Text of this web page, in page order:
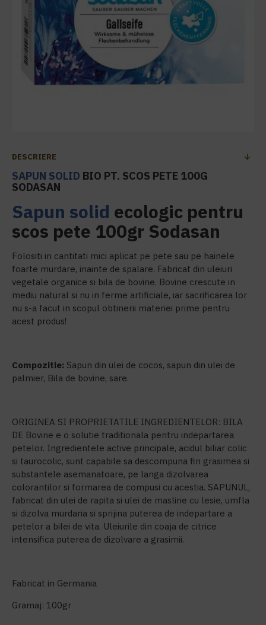
DESCRIERE
SAPUN SOLID BIO PT. SCOS PETE 100G
SODASAN
Sapun solid ecologic pentru
scos pete 100gr Sodasan
Folositi in cantitati mici aplicat pe pete sau pe hainele
foarte murdare, inainte de spalare. Fabricat din uleiuri
vegetale organice si bila de bovine. Bovine crescute in
mediu natural si nu in ferme artificiale, iar sacrificarea lor
nu s-a facut in scopul obtinerii materiei prime pentru
acest produs!
Compozitie: Sapun din ulei de cocos, sapun din ulei de
palmier, Bila de bovine, sare.
ORIGINEA SI PROPRIETATILE INGREDIENTELOR: BILA
DE Bovine e o solutie traditionala pentru indepartarea
petelor. Ingredientele active principale, acidul biliar colic
si taurocolic, sunt capabile sa descompuna fin grasimea si
substantele asemanatoare, pe langa dizolvarea
colorantilor si formarea de compusi cu acestia. SAPUNUL,
fabricat din ulei de rapita si ulei de masline cu lesie, umfla
si dizolva murdaria si sprijina puterea de indepartare a
petelor a bilei de vita. Uleiurile din coaja de citrice
intensifica puterea de dizolvare a grasimii.
Fabricat in Germania
Gramaj: 100gr